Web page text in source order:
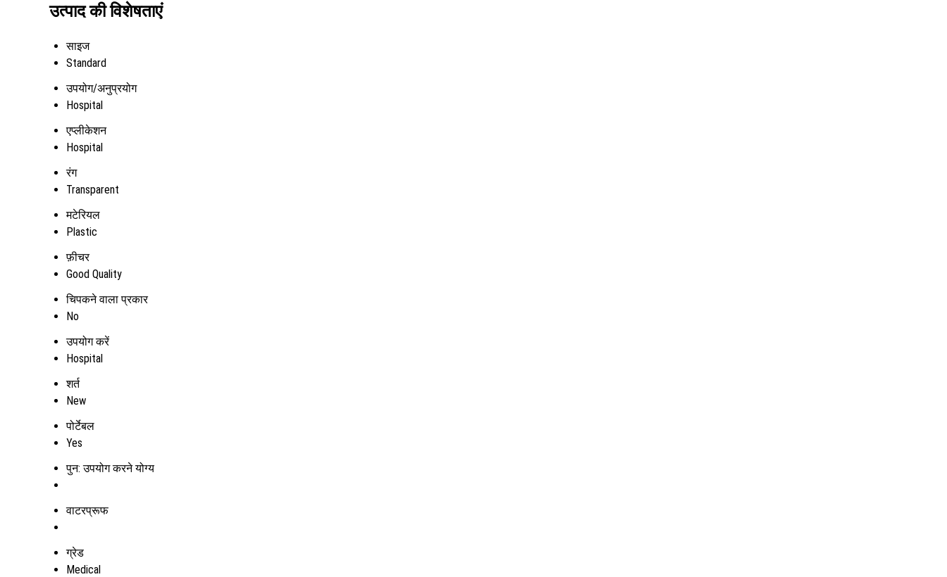
उत्पाद की विशेषताएं
साइज
Standard
उपयोग/अनुप्रयोग
Hospital
एप्लीकेशन
Hospital
रंग
Transparent
मटेरियल
Plastic
फ़ीचर
Good Quality
चिपकने वाला प्रकार
No
उपयोग करें
Hospital
शर्त
New
पोर्टेबल
Yes
पुन: उपयोग करने योग्य
वाटरप्रूफ
ग्रेड
Medical